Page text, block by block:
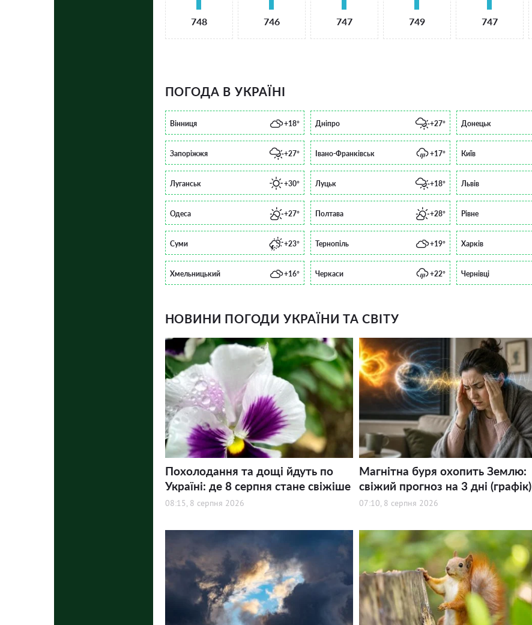
748 746 747 749 747
ПОГОДА В УКРАЇНІ
Вінниця +18° Дніпро +27° Донецьк
Запоріжжя +27° Івано-Франківськ +17° Київ
Луганськ +30° Луцьк +18° Львів
Одеса +27° Полтава +28° Рівне
Суми +23° Тернопіль +19° Харків
Хмельницький +16° Черкаси +22° Чернівці
НОВИНИ ПОГОДИ УКРАЇНИ ТА СВІТУ
Похолодання та дощі йдуть по
Україні: де 8 серпня стане свіжіше
08:15, 8 серпня 2026
Магнітна буря охопить Землю:
свіжий прогноз на 3 дні (графік)
07:10, 8 серпня 2026